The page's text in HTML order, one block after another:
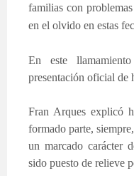
familias con
en el olvido en estas
En este
presentación oficial de
Fran Arques explicó
formado parte,
un marcado carácter
sido puesto de relieve